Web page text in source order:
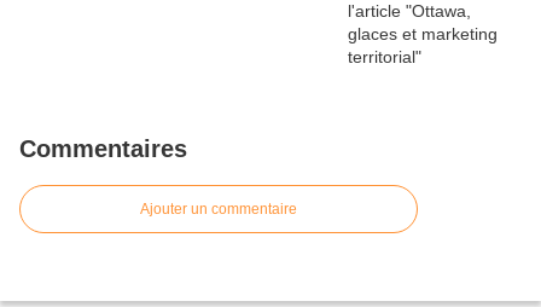
Commentaires
Ajouter un commentaire